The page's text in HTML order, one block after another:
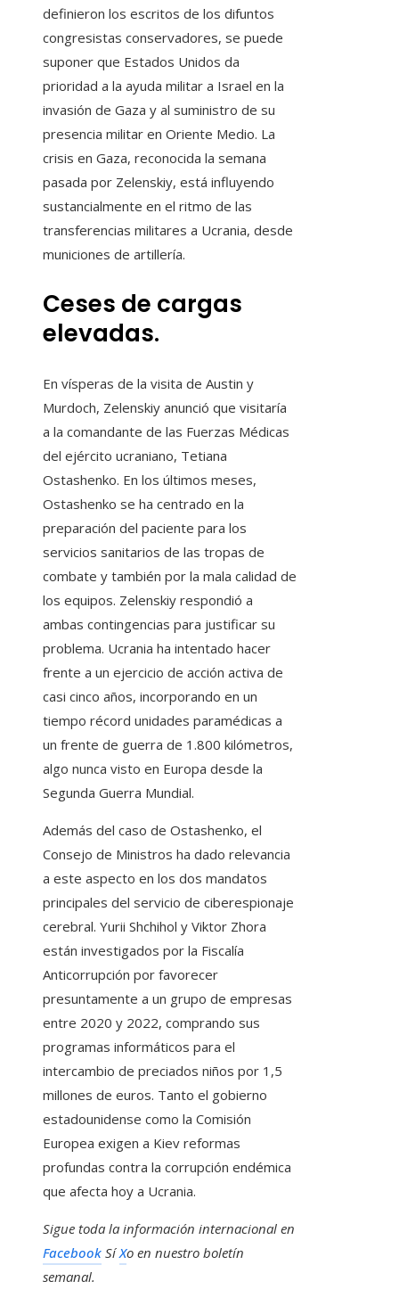
definieron los escritos de los difuntos
congresistas conservadores, se puede
suponer que Estados Unidos da
prioridad a la ayuda militar a Israel en la
invasión de Gaza y al suministro de su
presencia militar en Oriente Medio. La
crisis en Gaza, reconocida la semana
pasada por Zelenskiy, está influyendo
sustancialmente en el ritmo de las
transferencias militares a Ucrania, desde
municiones de artillería.
Ceses de cargas
elevadas.
En vísperas de la visita de Austin y
Murdoch, Zelenskiy anunció que visitaría
a la comandante de las Fuerzas Médicas
del ejército ucraniano, Tetiana
Ostashenko. En los últimos meses,
Ostashenko se ha centrado en la
preparación del paciente para los
servicios sanitarios de las tropas de
combate y también por la mala calidad de
los equipos. Zelenskiy respondió a
ambas contingencias para justificar su
problema. Ucrania ha intentado hacer
frente a un ejercicio de acción activa de
casi cinco años, incorporando en un
tiempo récord unidades paramédicas a
un frente de guerra de 1.800 kilómetros,
algo nunca visto en Europa desde la
Segunda Guerra Mundial.
Además del caso de Ostashenko, el
Consejo de Ministros ha dado relevancia
a este aspecto en los dos mandatos
principales del servicio de ciberespionaje
cerebral. Yurii Shchihol y Viktor Zhora
están investigados por la Fiscalía
Anticorrupción por favorecer
presuntamente a un grupo de empresas
entre 2020 y 2022, comprando sus
programas informáticos para el
intercambio de preciados niños por 1,5
millones de euros. Tanto el gobierno
estadounidense como la Comisión
Europea exigen a Kiev reformas
profundas contra la corrupción endémica
que afecta hoy a Ucrania.
Sigue toda la información internacional en
Facebook SíXo en nuestro boletín
semanal.